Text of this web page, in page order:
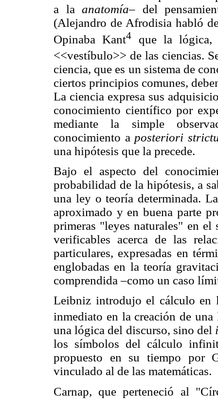
a laanatomía– del
(Alejandro de Afrodisia habló
Opinaba Kant4
que la lógica,
<<vestíbulo>> de las ciencias.
ciencia, que es un sistema de
ciertos principios comunes,
La ciencia expresa sus
conocimiento científico por
mediante la simple
conocimiento a posteriori
una hipótesis que la precede.
Bajo el aspecto del
probabilidad de la hipótesis, a
una ley o teoría determinada.
aproximado y en buena parte
primeras "leyes naturales" en
verificables acerca de las
particulares, expresadas en
englobadas en la teoría
comprendida –como un caso
Leibniz introdujo el cálculo en
inmediato en la creación de
una lógica del discurso, sino del
los símbolos del cálculo
propuesto en su tiempo por
vinculado al de las matemáticas.
Carnap, que perteneció al